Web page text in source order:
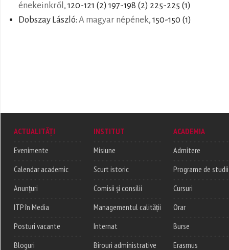
énekeinkről , 120-121 (2) 197-198 (2) 225-225 (1)
Dobszay László: A magyar népének, 150-150 (1)
ACTUALITĂȚI
Evenimente
Calendar academic
Anunțuri
ITP în Media
Posturi vacante
Bloguri
INSTITUT
Misiune
Scurt istoric
Comisii și consilii
Managementul calității
Internat
Birouri administrative
ACADEMIA
Admitere
Programe de studii
Cursuri
Orar
Burse
Erasmus